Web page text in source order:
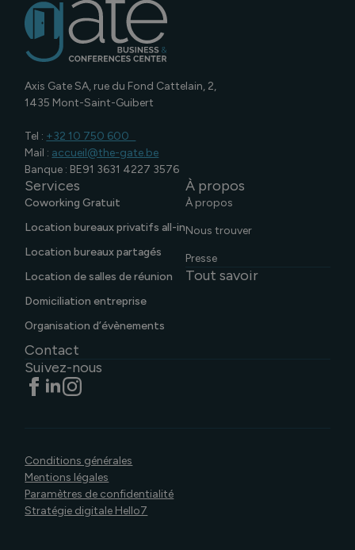
Axis Gate SA, rue du Fond Cattelain, 2,
1435 Mont-Saint-Guibert
Tel :​ +32 10 750 600 ​
Mail : accueil@the-gate.be
Banque : BE91 3631 4227 3576
Services
Coworking Gratuit
Location bureaux privatifs all-in
Location bureaux partagés
Location de salles de réunion
Domiciliation entreprise
Organisation d’évènements
À propos
À propos
Nous trouver
Presse
Tout savoir
Contact
Suivez-nous
Conditions générales
Mentions légales
Paramètres de confidentialité
Stratégie digitale Hello7